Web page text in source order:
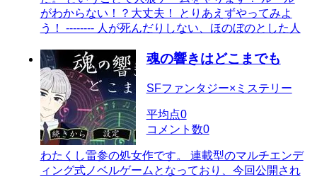
がわからない！？大丈夫！ とりあえずやってみよ
う！ -------- 人が死んだりしない、ほのぼのとした人
魂の響きはどこまでも
SFファンタジー×ミステリー
平均点0
コメント数0
わたくし雷参の処女作です。 連載型のマルチエンデ
ィング式ノベルゲームとなっており、今回公開され